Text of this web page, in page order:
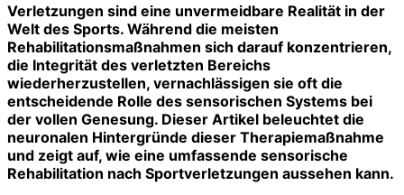
Verletzungen sind eine unvermeidbare Realität in der
Welt des Sports. Während die meisten
Rehabilitationsmaßnahmen sich darauf konzentrieren,
die Integrität des verletzten Bereichs
wiederherzustellen, vernachlässigen sie oft die
entscheidende Rolle des sensorischen Systems bei
der vollen Genesung. Dieser Artikel beleuchtet die
neuronalen Hintergründe dieser Therapiemaßnahme
und zeigt auf, wie eine umfassende sensorische
Rehabilitation nach Sportverletzungen aussehen kann.